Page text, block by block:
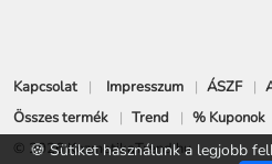
Kapcsolat Impresszum ÁSZF
Összes termék
Trend
% Kuponok
© 2026 KozmetikaTrend.hu
🍪 Sütiket használunk a legjobb